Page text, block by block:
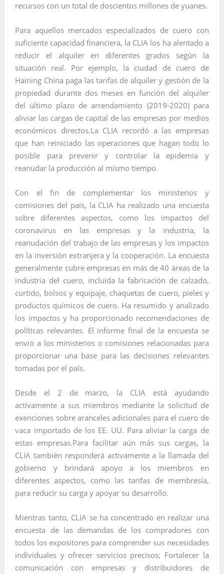
recursos con un total de doscientos millones de yuanes.
Para aquellos mercados especializados de cuero con
suficiente capacidad financiera, la CLIA los ha alentado a
reducir el alquiler en diferentes grados según la
situación real. Por ejemplo, la ciudad de cuero de
Haining China paga las tarifas de alquiler y gestión de la
propiedad durante dos meses en función del alquiler
del último plazo de arrendamiento (2019-2020) para
aliviar las cargas de capital de las empresas por medios
económicos directos.La CLIA recordó a las empresas
que han reiniciado las operaciones que hagan todo lo
posible para prevenir y controlar la epidemia y
reanudar la producción al mismo tiempo.
Con el fin de complementar los ministerios y
comisiones del país, la CLIA ha realizado una encuesta
sobre diferentes aspectos, como los impactos del
coronavirus en las empresas y la industria, la
reanudación del trabajo de las empresas y los impactos
en la inversión extranjera y la cooperación. La encuesta
generalmente cubre empresas en más de 40 áreas de la
industria del cuero, incluida la fabricación de calzado,
curtido, bolsos y equipaje, chaquetas de cuero, pieles y
productos químicos de cuero. Ha resumido y analizado
los impactos y ha proporcionado recomendaciones de
políticas relevantes. El informe final de la encuesta se
envió a los ministerios o comisiones relacionadas para
proporcionar una base para las decisiones relevantes
tomadas por el país.
Desde el 2 de marzo, la CLIA está ayudando
activamente a sus miembros mediante la solicitud de
exenciones sobre aranceles adicionales para el cuero de
vaca importado de los EE. UU. Para aliviar la carga de
estas empresas.Para facilitar aún más sus cargas, la
CLIA también responderá activamente a la llamada del
gobierno y brindará apoyo a los miembros en
diferentes aspectos, como las tarifas de membresía,
para reducir su carga y apoyar su desarrollo.
Mientras tanto, CLIA se ha concentrado en realizar una
encuesta de las demandas de los compradores con
todos los expositores para comprender sus necesidades
individuales y ofrecer servicios precisos; Fortalecer la
comunicación con empresas y distribuidores de